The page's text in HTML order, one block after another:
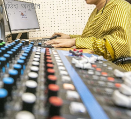
রেডিও অনুষ্ঠান